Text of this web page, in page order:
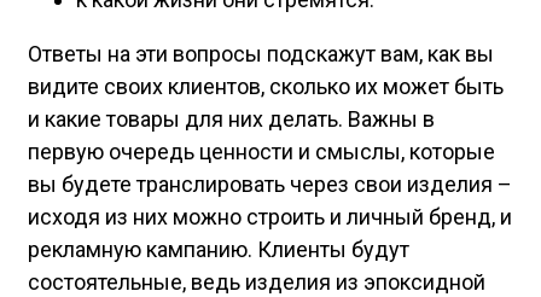
Ответы на эти вопросы подскажут вам, как вы
видите своих клиентов, сколько их может быть
и какие товары для них делать. Важны в
первую очередь ценности и смыслы, которые
вы будете транслировать через свои изделия –
исходя из них можно строить и личный бренд, и
рекламную кампанию. Клиенты будут
состоятельные, ведь изделия из эпоксидной